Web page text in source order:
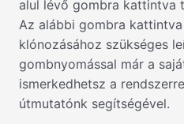
alul lévő gombra kattintva
Az alábbi gombra
klónozásához szükséges
gombnyomással már a
ismerkedhetsz a
útmutatónk segítségével.